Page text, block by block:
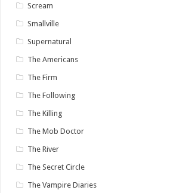
Scream
Smallville
Supernatural
The Americans
The Firm
The Following
The Killing
The Mob Doctor
The River
The Secret Circle
The Vampire Diaries